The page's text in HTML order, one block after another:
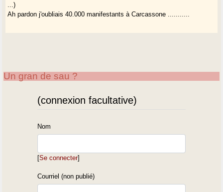
...)
Ah pardon j'oubliais 40.000 manifestants à Carcassone ...........
Un gran de sau ?
(connexion facultative)
Nom
[Se connecter]
Courriel (non publié)